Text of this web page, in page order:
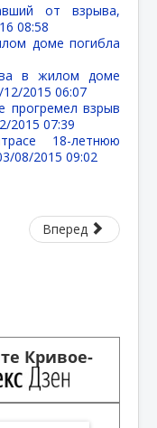
от взрыва,
08:58
доме погибла
в жилом доме
2015 06:07
прогремел взрыв
2015 07:39
18-летнюю
08/2015 09:02
Вперед
Кривое-